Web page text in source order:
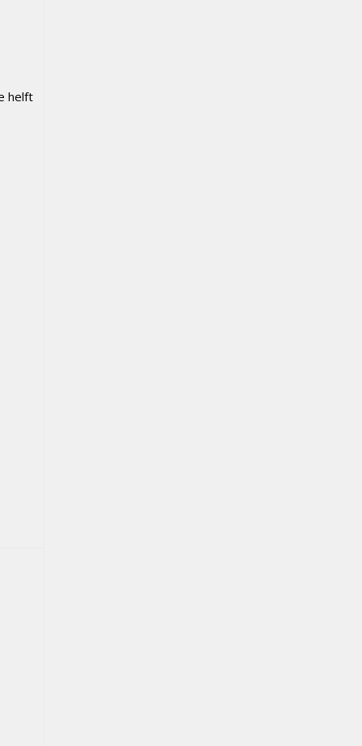
helft